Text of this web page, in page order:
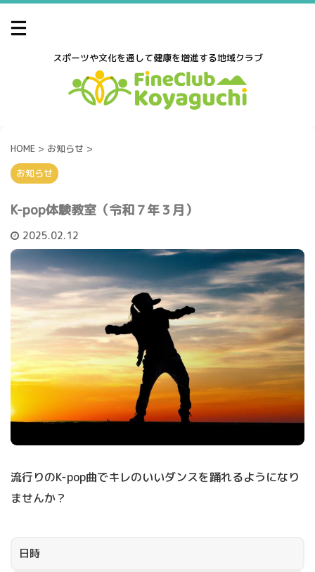
スポーツや文化を通して健康を増進する地域クラブ
HOME > お知らせ >
お知らせ
K-pop体験教室（令和７年３月）
2025.02.12
流行りのK-pop曲でキレのいいダンスを踊れるようになり
ませんか？
日時